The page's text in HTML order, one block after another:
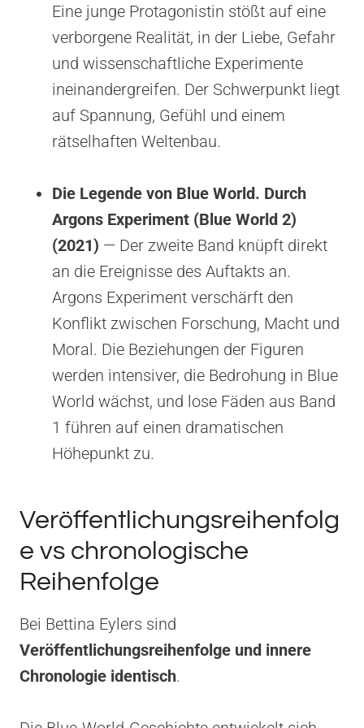
Eine junge Protagonistin stößt auf eine
verborgene Realität, in der Liebe, Gefahr
und wissenschaftliche Experimente
ineinandergreifen. Der Schwerpunkt liegt
auf Spannung, Gefühl und einem
rätselhaften Weltenbau.
Die Legende von Blue World. Durch
Argons Experiment (Blue World 2)
(2021) — Der zweite Band knüpft direkt
an die Ereignisse des Auftakts an.
Argons Experiment verschärft den
Konflikt zwischen Forschung, Macht und
Moral. Die Beziehungen der Figuren
werden intensiver, die Bedrohung in Blue
World wächst, und lose Fäden aus Band
1 führen auf einen dramatischen
Höhepunkt zu.
Veröffentlichungsreihenfolg
e vs chronologische
Reihenfolge
Bei Bettina Eylers sind
Veröffentlichungsreihenfolge und innere
Chronologie identisch.